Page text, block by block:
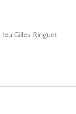
Gilles Ringuet